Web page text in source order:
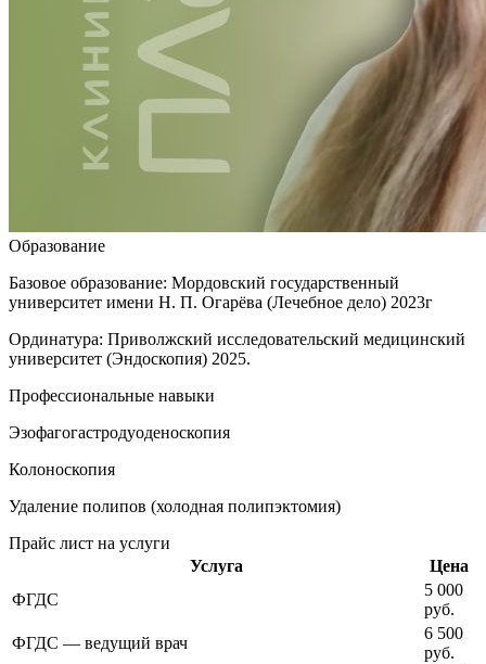
Образование
Базовое образование: Мордовский государственный
университет имени Н. П. Огарёва (Лечебное дело) 2023г
Ординатура: Приволжский исследовательский медицинский
университет (Эндоскопия) 2025.
Профессиональные навыки
Эзофагогастродуоденоскопия
Колоноскопия
Удаление полипов (холодная полипэктомия)
Прайс лист на услуги
Услуга
Цена
ФГДС
5 000
руб.
ФГДС — ведущий врач
6 500
руб.